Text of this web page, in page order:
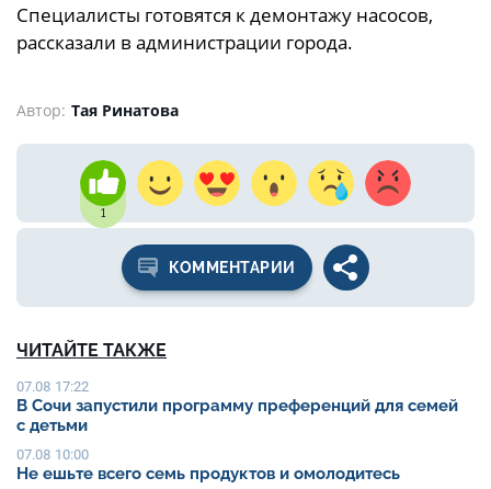
Специалисты готовятся к демонтажу насосов,
рассказали в администрации города.
Автор: Тая Ринатова
1
КОММЕНТАРИИ
ЧИТАЙТЕ ТАКЖЕ
07.08 17:22
В Сочи запустили программу преференций для семей
с детьми
07.08 10:00
Не ешьте всего семь продуктов и омолодитесь